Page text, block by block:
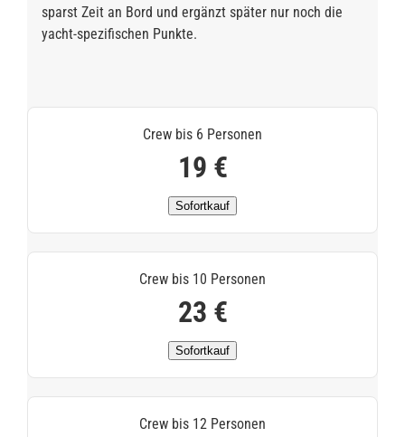
sparst Zeit an Bord und ergänzt später nur noch die
yacht-spezifischen Punkte.
Crew bis 6 Personen
19 €
Sofortkauf
Crew bis 10 Personen
23 €
Sofortkauf
Crew bis 12 Personen